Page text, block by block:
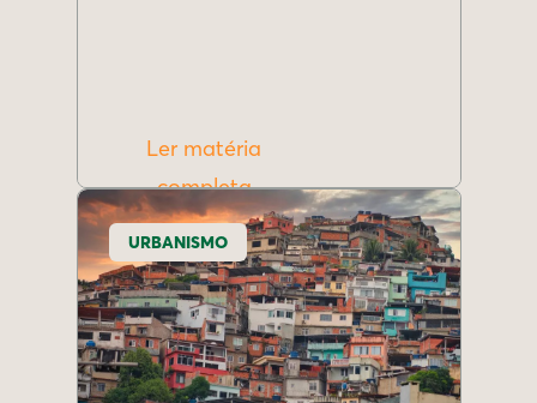
Ler matéria
completa
URBANISMO